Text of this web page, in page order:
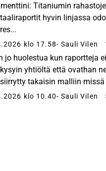
Titaniumin
hyvin linjassa
klo 17.58- Sauli Vilen
jo huolestua kun raportteja
yhtiöltä että ovathan
takaisin malliin missä
klo 10.40- Sauli Vilen